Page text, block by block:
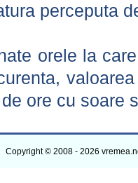
perceputa
orele la
ore cu soare
Copyright © 2008 - 2026